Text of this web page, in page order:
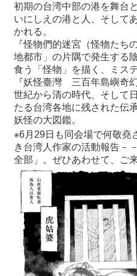
初期の台湾中部の港を舞台
いにしえの港と人、そして
かれる。
『怪物們的迷宮（怪物た
地都市」の片隅で発生する
食う「怪物」を描く、ミス
『妖怪臺灣 三百年島嶼奇
世紀から清の時代、そして
たる台湾各地に残された伝
妖怪の大図鑑。
※6月 29日も同会場で何敬堯
き台湾人作家の活動報告－
全部」
。ぜひあわせて、ご